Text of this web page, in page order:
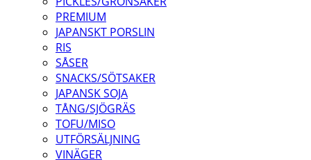
PREMIUM
JAPANSKT PORSLIN
RIS
SÅSER
SNACKS/SÖTSAKER
JAPANSK SOJA
TÅNG/SJÖGRÄS
TOFU/MISO
UTFÖRSÄLJNING
VINÄGER